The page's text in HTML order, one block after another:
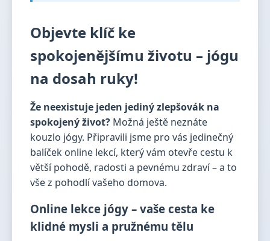
Objevte klíč ke
spokojenějšímu životu – jógu
na dosah ruky!
Že neexistuje jeden jediný zlepšovák na
spokojený život? Možná ještě neznáte
kouzlo jógy. Připravili jsme pro vás jedinečný
balíček online lekcí, který vám otevře cestu k
větší pohodě, radosti a pevnému zdraví – a to
vše z pohodlí vašeho domova.
Online lekce jógy – vaše cesta ke
klidné mysli a pružnému tělu